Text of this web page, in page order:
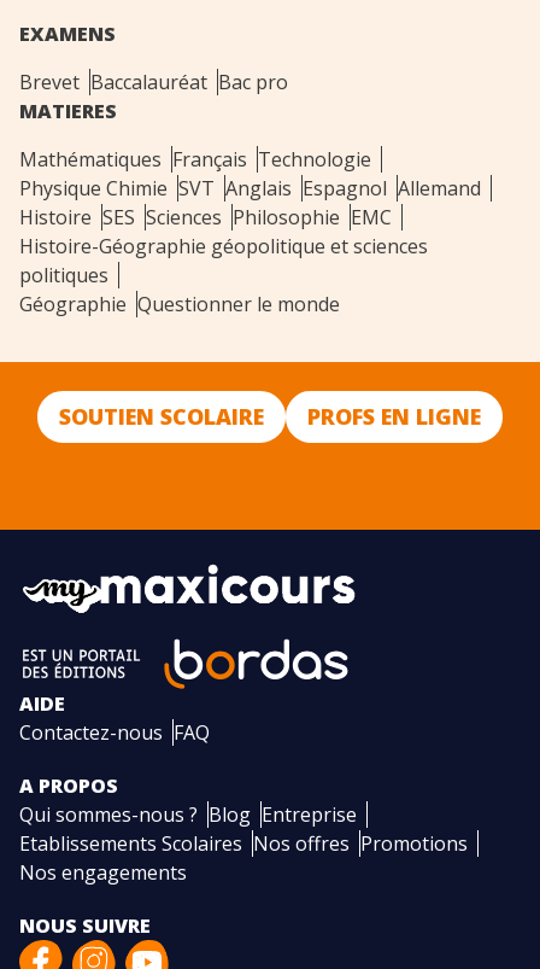
EXAMENS
Brevet Baccalauréat Bac pro
MATIERES
Mathématiques Français Technologie
Physique Chimie SVT Anglais Espagnol Allemand
Histoire SES Sciences Philosophie EMC
Histoire-Géographie géopolitique et sciences
politiques
Géographie Questionner le monde
SOUTIEN SCOLAIRE PROFS EN LIGNE
AIDE
Contactez-nous FAQ
A PROPOS
Qui sommes-nous ? Blog Entreprise
Etablissements Scolaires Nos offres Promotions
Nos engagements
NOUS SUIVRE